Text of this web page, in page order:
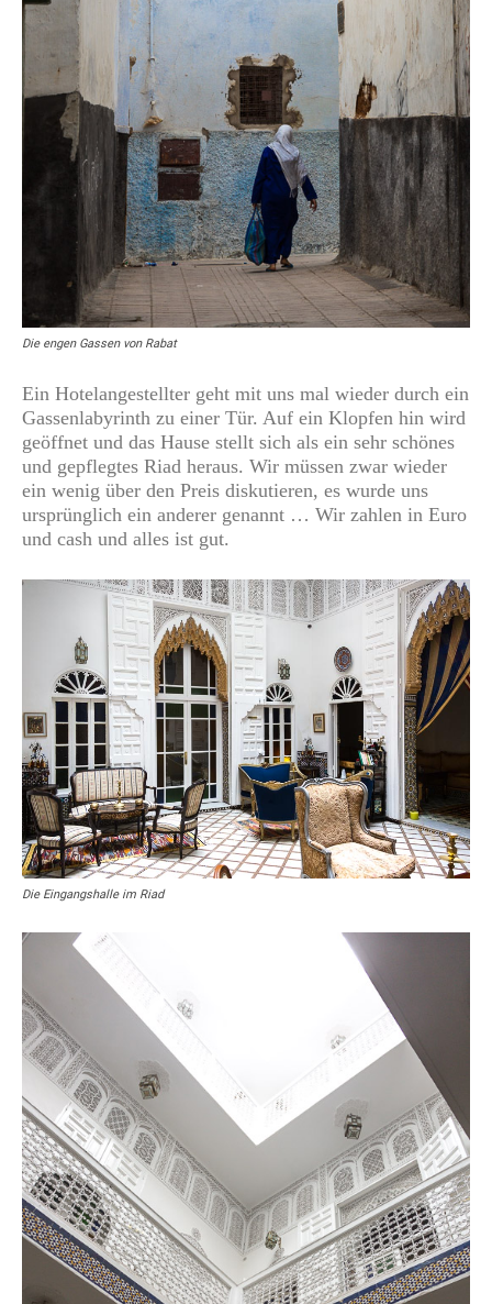
Die engen Gassen von Rabat
Ein Hotelangestellter geht mit uns mal wieder durch ein
Gassenlabyrinth zu einer Tür. Auf ein Klopfen hin wird
geöffnet und das Hause stellt sich als ein sehr schönes
und gepflegtes Riad heraus. Wir müssen zwar wieder
ein wenig über den Preis diskutieren, es wurde uns
ursprünglich ein anderer genannt … Wir zahlen in Euro
und cash und alles ist gut.
Die Eingangshalle im Riad